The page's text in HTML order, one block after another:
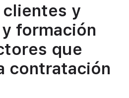
y
formación
que
contratación